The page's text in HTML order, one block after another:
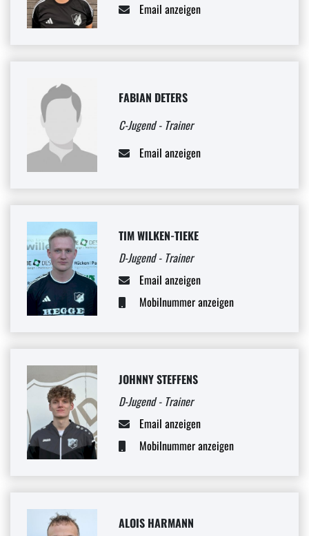
Email anzeigen
FABIAN DETERS
C-Jugend - Trainer
Email anzeigen
TIM WILKEN-TIEKE
D-Jugend - Trainer
Email anzeigen
Mobilnummer anzeigen
JOHNNY STEFFENS
D-Jugend - Trainer
Email anzeigen
Mobilnummer anzeigen
ALOIS HARMANN